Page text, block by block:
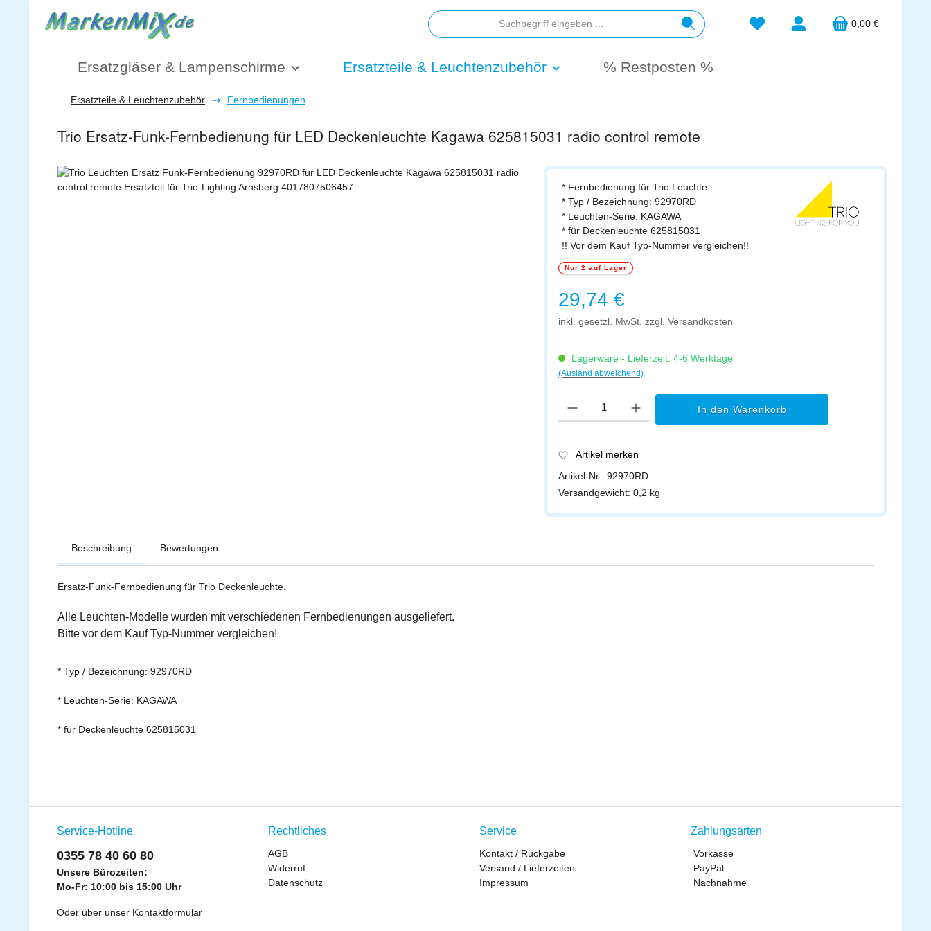
Hauptinhalt springen
Zur Suche springen
Zur Hauptnavigation springen
Du hast 0 Produkte auf dem
0,00 €
Ersatzgläser & Lampenschirme Ersatzteile & Leuchtenzubehör % Restposten %
Ersatzteile & Leuchtenzubehör Fernbedienungen
Trio Ersatz-Funk-Fernbedienung für LED Deckenleuchte Kagawa 625815031 radio control remote
Bildergalerie überspringen
* Fernbedienung für Trio Leuchte
* Typ / Bezeichnung: 92970RD
* Leuchten-Serie: KAGAWA
* für Deckenleuchte 625815031
!! Vor dem Kauf Typ-Nummer vergleichen!!
Nur 2 auf Lager
Regulärer Preis:
29,74 €
inkl. gesetzl. MwSt. zzgl. Versandkosten
Lagerware - Lieferzeit: 4-6 Werktage
(Ausland abweichend)
In den Warenkorb
Artikel merken
Artikel-Nr.:92970RD
Versandgewicht:0,2 kg
Beschreibung Bewertungen
Ersatz-Funk-Fernbedienung für Trio Deckenleuchte.
Alle Leuchten-Modelle wurden mit verschiedenen Fernbedienungen ausgeliefert.
Bitte vor dem Kauf Typ-Nummer vergleichen!
* Typ / Bezeichnung: 92970RD
* Leuchten-Serie: KAGAWA
* für Deckenleuchte 625815031
Service-Hotline
0355 78 40 60 80
Unsere Bürozeiten:
Mo-Fr: 10:00 bis 15:00 Uhr
Oder über unser Kontaktformular
Rechtliches
AGB
Widerruf
Datenschutz
Service
Kontakt / Rückgabe
Versand / Lieferzeiten
Impressum
Zahlungsarten
Vorkasse
PayPal
Nachnahme